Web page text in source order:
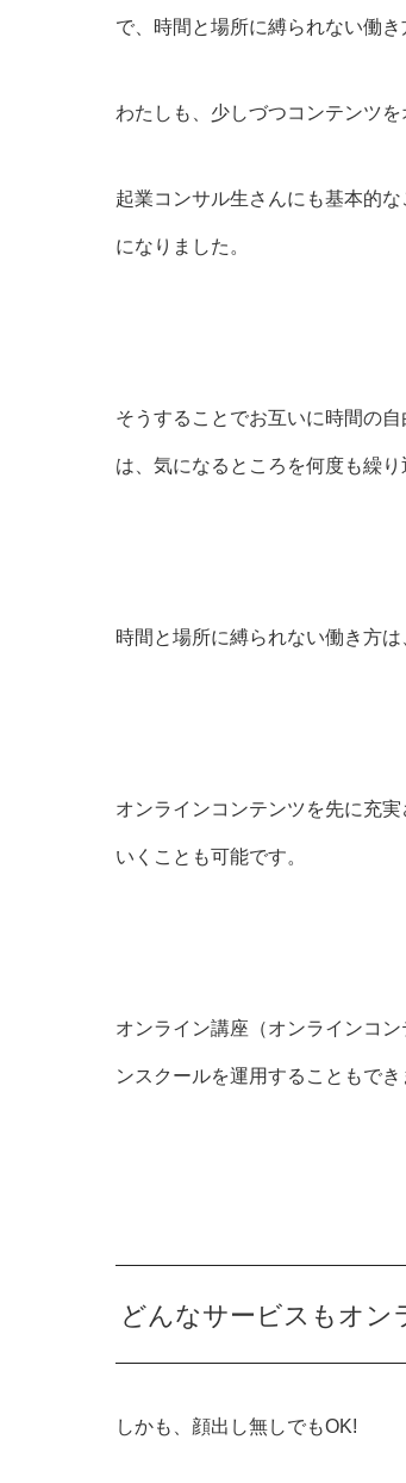
で、時間と場所に縛られない働き
わたしも、少しづつコンテンツを
起業コンサル生さんにも基本的
になりました。
そうすることでお互いに時間の
は、気になるところを何度も繰
時間と場所に縛られない働き方
オンラインコンテンツを先に充
いくことも可能です。
オンライン講座（オンラインコ
ンスクールを運用することもでき
どんなサービスもオン
しかも、顔出し無しでもOK!